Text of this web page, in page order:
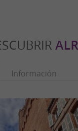
Información